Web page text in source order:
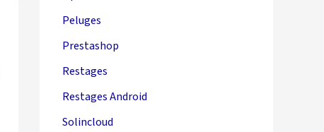
Peluges
Prestashop
Restages
Restages Android
Solincloud